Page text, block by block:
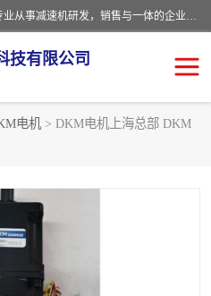
上海精晟邦机电科技有限公司是一家专业从事减速机研发，销售与一体的企业。公司拥有资深技术人员和技术团队服务人才，致力于为广大客户提供专业，细致的产品服务。主营产品有：中型减速电机，微型调速电机，精密行星减速机，蜗轮蜗杆减速机，RFKS四大系列减速机，SKM双曲面齿轮减速机，齿轮减速电机，行星减速机，防爆电机，变频器等系列；产品广泛用于汽车，船舶，能源，环保，包装，物流等领域，欢迎咨询。
技有限公司
电机 > DKM电机上海总部 DKM
JSCC精研电机
精晟邦微型齿轮减速电机